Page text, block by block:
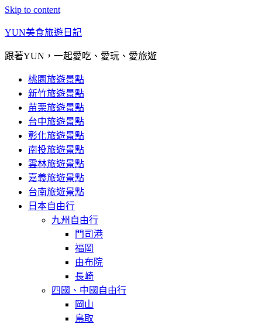
Skip to content
YUN美食旅遊日記
跟著YUN，一起愛吃、愛玩、愛旅遊
桃園旅遊景點
新竹旅遊景點
苗栗旅遊景點
台中旅遊景點
彰化旅遊景點
南投旅遊景點
雲林旅遊景點
嘉義旅遊景點
台南旅遊景點
日本自由行
九州自由行
門司港
福岡
由布院
長崎
四國、中國自由行
岡山
鳥取